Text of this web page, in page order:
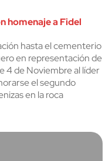
homenaje a Fidel
hasta el cementerio
en representación de
4 de Noviembre al líder
el segundo
en la roca